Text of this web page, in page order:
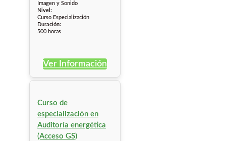
Imagen y Sonido
Nivel:
Curso Especialización
Duración:
500 horas
Ver Información
Curso de
especialización en
Auditoría energética
(Acceso GS)